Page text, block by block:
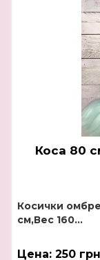
Коса 80
Косички
см,Вес 160...
Цена: 250 грн